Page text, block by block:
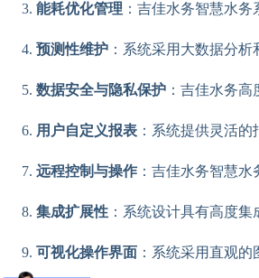
能耗优化管理 ：吉佳水务智慧水
预测性维护 ：系统采用大数据分
数据安全与隐私保护 ：吉佳水务
用户自定义报表 ：系统提供灵活
远程控制与操作 ：吉佳水务智慧
集成扩展性 ：系统设计具有高度
可视化操作界面 ：系统采用直观